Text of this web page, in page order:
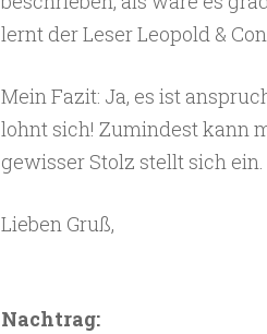
lernt der Leser Leopold &
Mein Fazit: Ja, es ist
lohnt sich! Zumindest kann
gewisser Stolz stellt sich ein.
Lieben Gruß,
Nachtrag: